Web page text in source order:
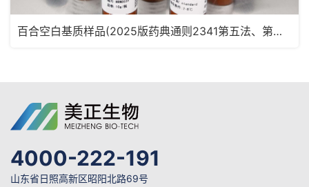
百合空白基质样品(2025版药典通则2341第五法、第六法)MRM2180
4000-222-191
山东省日照高新区昭阳北路69号